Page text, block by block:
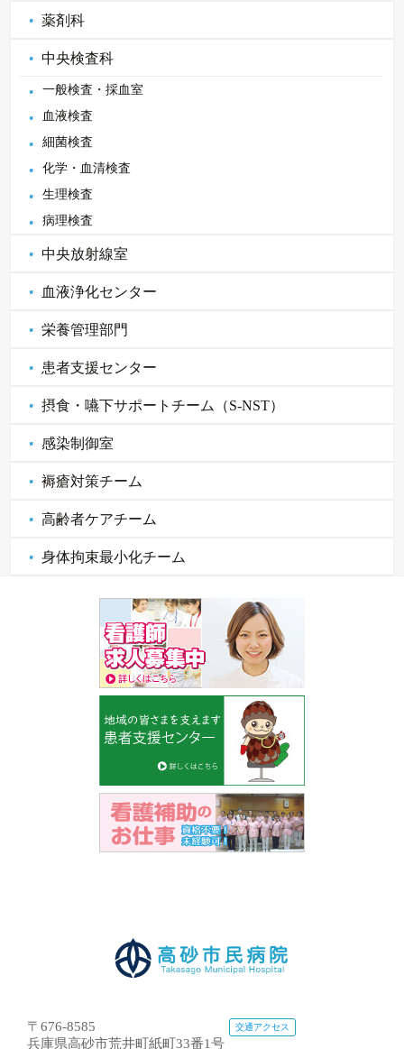
薬剤科
中央検査科
一般検査・採血室
血液検査
細菌検査
化学・血清検査
生理検査
病理検査
中央放射線室
血液浄化センター
栄養管理部門
患者支援センター
摂食・嚥下サポートチーム（S-NST）
感染制御室
褥瘡対策チーム
高齢者ケアチーム
身体拘束最小化チーム
〒676-8585
兵庫県高砂市荒井町紙町33番1号
交通アクセス